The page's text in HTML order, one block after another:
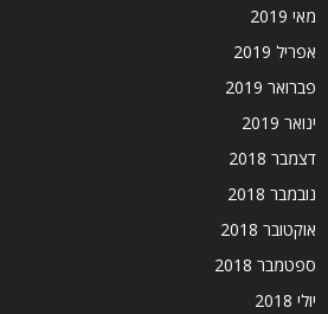
מאי 2019
אפריל 2019
פברואר 2019
ינואר 2019
דצמבר 2018
נובמבר 2018
אוקטובר 2018
ספטמבר 2018
יולי 2018